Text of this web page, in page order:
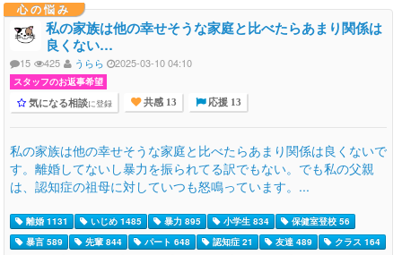
心の悩み
私の家族は他の幸せそうな家庭と比べたらあまり関係は
良くない…
15 425 うらら 2025-03-10 04:10
スタッフのお返事希望
気になる相談に登録 共感 13 応援 13
私の家族は他の幸せそうな家庭と比べたらあまり関係は良くないで
す。離婚してないし暴力を振られてる訳でもない。でも私の父親
は、認知症の祖母に対していつも怒鳴っています。...
離婚 1131 いじめ 1485 暴力 895 小学生 834
保健室登校 56
暴言 589
先輩 844 パート 648 認知症 21 友達 489
クラス 164